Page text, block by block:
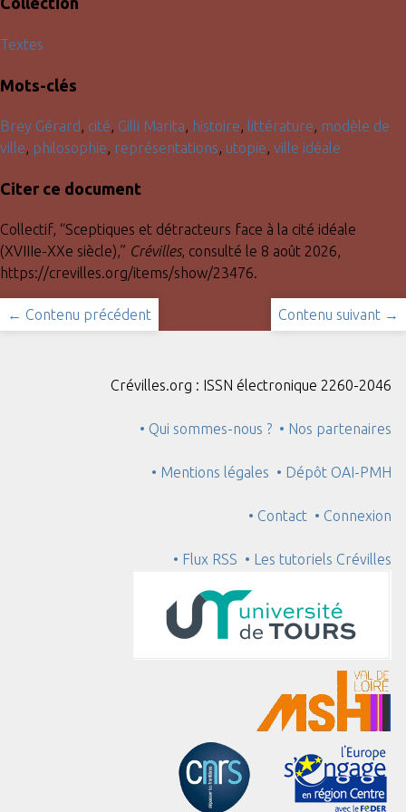
Textes
Mots-clés
Brey Gérard , cité, Gilli Marita, histoire, littérature, modèle de
ville, philosophie, représentations, utopie, ville idéale
Citer ce document
Collectif, “Sceptiques et détracteurs face à la cité idéale
(XVIIIe-XXe siècle),” Crévilles, consulté le 8 août 2026,
https://crevilles.org/items/show/23476.
← Contenu précédent Contenu suivant →
Crévilles.org : ISSN électronique 2260-2046
• Qui sommes-nous ? • Nos partenaires
• Mentions légales • Dépôt OAI-PMH
• Contact • Connexion
• Flux RSS • Les tutoriels Crévilles